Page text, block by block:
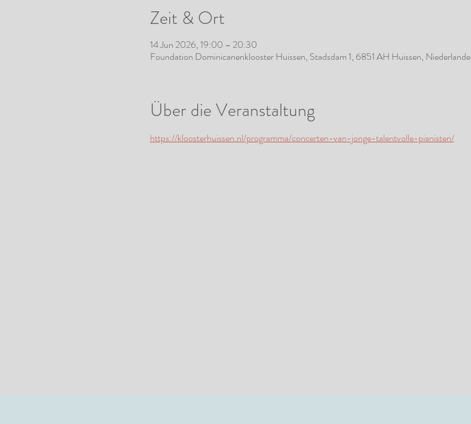
Zeit & Ort
14 Jun 2026, 19:00 – 20:30
Foundation Dominicanenklooster Huissen, Stadsdam 1, 6851 AH Huissen, Niederlande
Über die Veranstaltung
https://kloosterhuissen.nl/programma/concerten-van-jonge-talentvolle-pianisten/